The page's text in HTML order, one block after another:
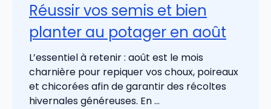
Réussir vos semis et bien
planter au potager en août
L’essentiel à retenir : août est le mois
charnière pour repiquer vos choux, poireaux
et chicorées afin de garantir des récoltes
hivernales généreuses. En ...